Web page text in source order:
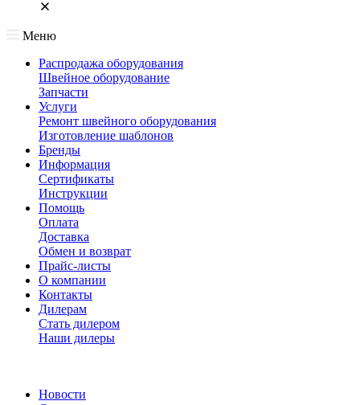
Меню
Распродажа оборудования
Швейное оборудование
Запчасти
Услуги
Ремонт швейного оборудования
Изготовление шаблонов
Бренды
Информация
Сертификаты
Инструкции
Помощь
Оплата
Доставка
Обмен и возврат
Прайс-листы
О компании
Контакты
Дилерам
Стать дилером
Наши дилеры
Новости